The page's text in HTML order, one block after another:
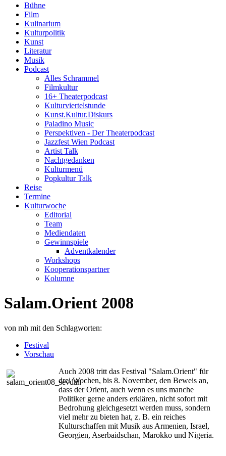
Bühne
Film
Kulinarium
Kulturpolitik
Kunst
Literatur
Musik
Podcast
Alles Schrammel
Filmkultur
16+ Theaterpodcast
Kulturviertelstunde
Kunst.Kultur.Diskurs
Paladino Music
Perspektiven - Der Theaterpodcast
Jazzfest Wien Podcast
Artist Talk
Nachtgedanken
Kulturmenü
Popkultur Talk
Reise
Termine
Kulturwoche
Editorial
Team
Mediendaten
Gewinnspiele
Adventkalender
Workshops
Kooperationspartner
Kolumne
Salam.Orient 2008
von mh mit den Schlagworten:
Festival
Vorschau
Auch 2008 tritt das Festival "Salam.Orient" für
drei Wochen, bis 8. November, den Beweis an,
dass der Orient, auch wenn es uns manche
Politiker gerne anders erklären, nicht sofort mit
Bedrohung gleichgesetzt werden muss, sondern
viel mehr zu bieten hat, z. B. ein reiches
Kulturschaffen mit Musik aus Armenien, Israel,
Georgien, Aserbaidschan, Marokko und Nigeria.